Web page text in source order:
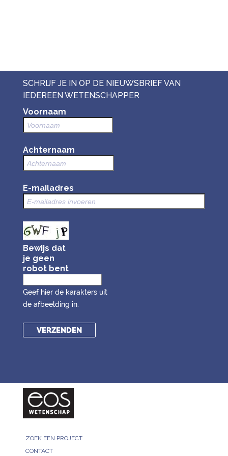
SCHRIJF JE IN OP DE NIEUWSBRIEF VAN
IEDEREEN WETENSCHAPPER
Voornaam
Achternaam
E-mailadres
Bewijs dat
je geen
robot bent
Geef hier de karakters uit
de afbeelding in.
ZOEK EEN PROJECT
CONTACT